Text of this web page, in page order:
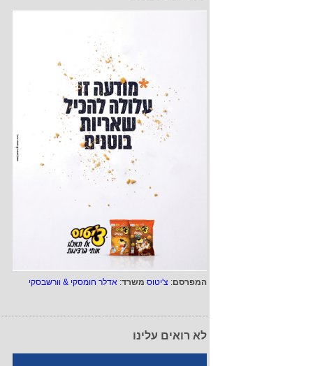
המפרסם: צ'יטוס משרד: אדלר חומסקי & וורשבסקי
לא רואים עלינו